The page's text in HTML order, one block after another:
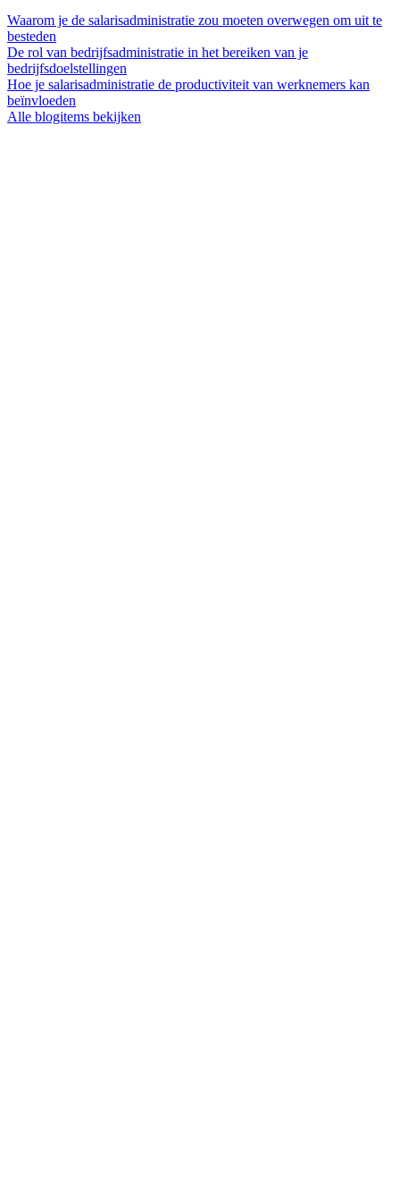
Waarom je de salarisadministratie zou moeten overwegen om uit te
besteden
De rol van bedrijfsadministratie in het bereiken van je
bedrijfsdoelstellingen
Hoe je salarisadministratie de productiviteit van werknemers kan
beïnvloeden
Alle blogitems bekijken